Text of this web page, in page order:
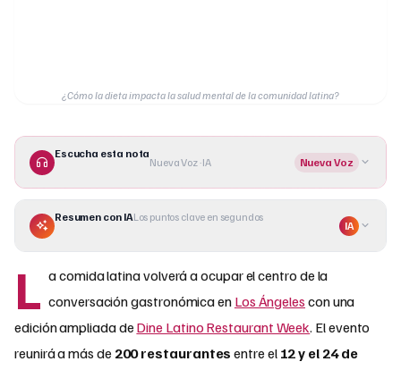
¿Cómo la dieta impacta la salud mental de la comunidad latina?
Escucha esta nota
Nueva Voz · IA Nueva Voz
Resumen con IALos puntos clave en segundos
IA
L a comida latina volverá a ocupar el centro de la
conversación gastronómica en Los Ángeles con una
edición ampliada de Dine Latino Restaurant Week. El evento
reunirá a más de 200 restaurantes entre el 12 y el 24 de